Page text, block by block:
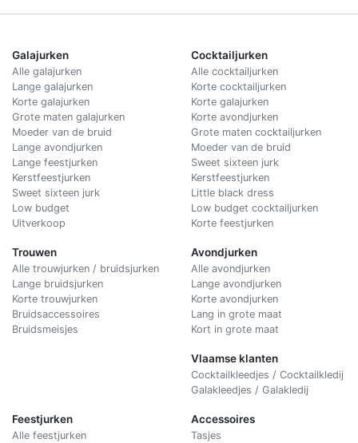
Galajurken
Alle galajurken
Lange galajurken
Korte galajurken
Grote maten galajurken
Moeder van de bruid
Lange avondjurken
Lange feestjurken
Kerstfeestjurken
Sweet sixteen jurk
Low budget
Uitverkoop
Trouwen
Alle trouwjurken / bruidsjurken
Lange bruidsjurken
Korte trouwjurken
Bruidsaccessoires
Bruidsmeisjes
Cocktailjurken
Alle cocktailjurken
Korte cocktailjurken
Korte galajurken
Korte avondjurken
Grote maten cocktailjurken
Moeder van de bruid
Sweet sixteen jurk
Kerstfeestjurken
Little black dress
Low budget cocktailjurken
Korte feestjurken
Avondjurken
Alle avondjurken
Lange avondjurken
Korte avondjurken
Lang in grote maat
Kort in grote maat
Vlaamse klanten
Cocktailkleedjes / Cocktailkledij
Galakleedjes / Galakledij
Feestjurken
Alle feestjurken
Accessoires
Tasjes